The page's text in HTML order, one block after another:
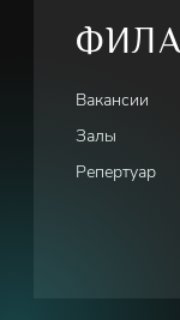
Вакансии
Залы
Репертуар